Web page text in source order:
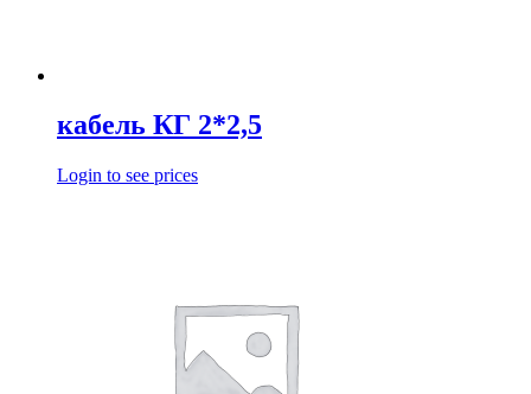
кабель КГ 2*2,5
Login to see prices